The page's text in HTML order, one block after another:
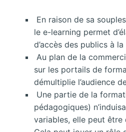
En raison de sa
le e-learning permet
d’accès des publics à
Au plan de la
sur les portails de
démultiplie l’audience
Une partie de la
pédagogiques)
variables, elle peut